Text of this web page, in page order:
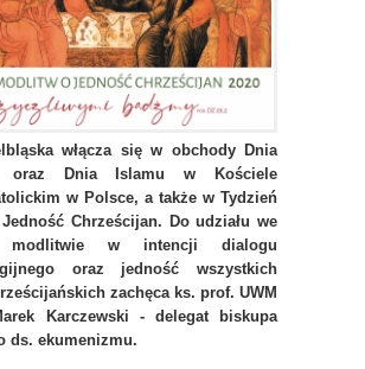
włącza się w obchody Dnia
oraz Dnia Islamu w Kościele
w Polsce, a także w Tydzień
Chrześcijan. Do udziału we
modlitwie w intencji dialogu
oraz jedność wszystkich
zachęca ks. prof. UWM
Karczewski - delegat biskupa
ds. ekumenizmu.